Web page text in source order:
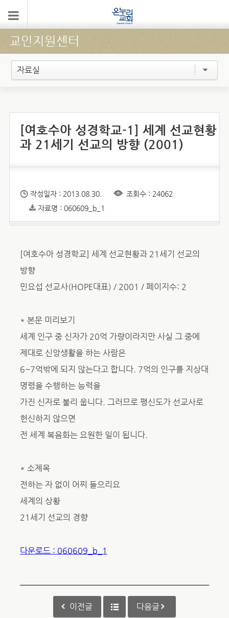
교인지원센터
자료실
[여호수아 성경학교-1] 세계 선교현황
과 21세기 선교의 방향 (2001)
작성일자 : 2013.08.30.
조회수 : 24062
자료명 : 060609_b_1
[여호수아 성경학교] 세계 선교현황과 21세기 선교의
방향
민요섭 선교사(HOPE대표) / 2001 / 페이지수: 2
* 본문 미리보기
세계 인구 중 신자가 20억 가량이라지만 사실 그 중에
제대로 신앙생활을 하는 사람은
6~7억밖에 되지 않는다고 합니다. 7억의 인구를 지상대
명령을 수행하는 능력을
가진 신자로 불리 웁니다. 그러므로 평신도가 선교사로
헌신하지 않으면
전 세계 복음화는 요원한 일이 됩니다.
* 소제목
전하는 자 없이 어찌 들으리요
세계의 상황
21세기 선교의 경향
다운로드 : 060609_b_1
이전글 다음글